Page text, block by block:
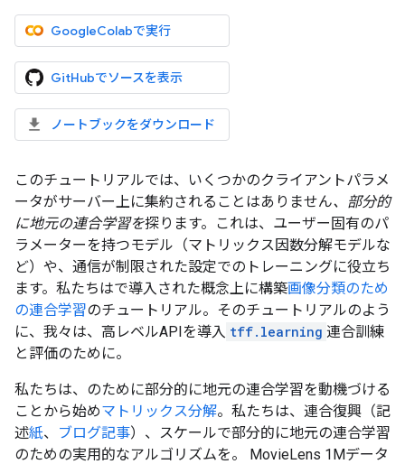
GoogleColabで実行
GitHubでソースを表示
ノートブックをダウンロード
このチュートリアルでは、いくつかのクライアントパラメ
ータがサーバー上に集約されることはありません、部分的
に地元の連合学習を探ります。これは、ユーザー固有のパ
ラメーターを持つモデル（マトリックス因数分解モデルな
ど）や、通信が制限された設定でのトレーニングに役立ち
ます。私たちはで導入された概念上に構築画像分類のため
の連合学習のチュートリアル。そのチュートリアルのよう
に、我々は、高レベルAPIを導入 tff.learning 連合訓練
と評価のために。
私たちは、のために部分的に地元の連合学習を動機づける
ことから始めマトリックス分解。私たちは、連合復興（記
述紙、 ブログ記事）、スケールで部分的に地元の連合学習
のための実用的なアルゴリズムを。 MovieLens 1Mデータ